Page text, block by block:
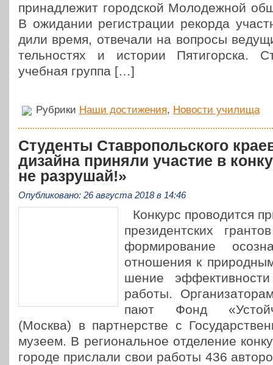
при­над­ле­жит город­ской Моло­деж­ной
В ожи­да­нии реги­стра­ции рекорда
ди­ли время, отве­ча­ли на вопросы
тель­но­стях и истории Пяти­гор­ска.
учебная группа […]
Рубрики Наши достижения, Новости училища
Студенты Ставропольского
дизайна приняли участие в
не разрушай!»
Опубликовано: 26 августа 2018 в 14:46
Конкурс про­во­дит­ся
пре­зи­дент­ских
фор­ми­ро­ва­ние
отно­ше­ния к
ше­ние
работы.
па­ют Фонд
(Москва) в парт­нер­стве с
музеем. В реги­о­наль­ное отде­ле­ние
го­ро­де при­сла­ли свои работы 436